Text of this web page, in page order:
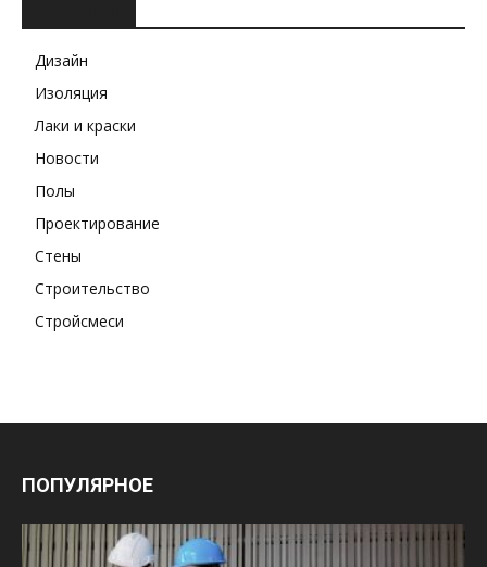
Дизайн
Изоляция
Лаки и краски
Новости
Полы
Проектирование
Стены
Строительство
Стройсмеси
ПОПУЛЯРНОЕ